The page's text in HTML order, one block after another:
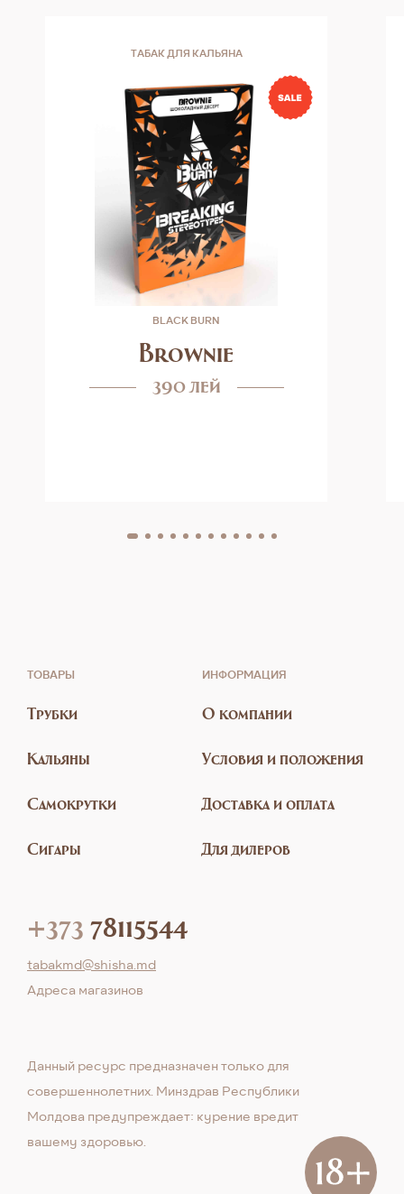
ТАБАК ДЛЯ КАЛЬЯНА
BLACK BURN
Brownie
390 лей
ТОВАРЫ
Трубки
Кальяны
Самокрутки
Сигары
ИНФОРМАЦИЯ
О компании
Условия и положения
Доставка и оплата
Для дилеров
+373 78115544
tabakmd@shisha.md
Aдреса магазинов
Данный ресурс предназначен только для
совершеннолетних. Минздрав Республики
Молдова предупреждает: курение вредит
вашему здоровью.